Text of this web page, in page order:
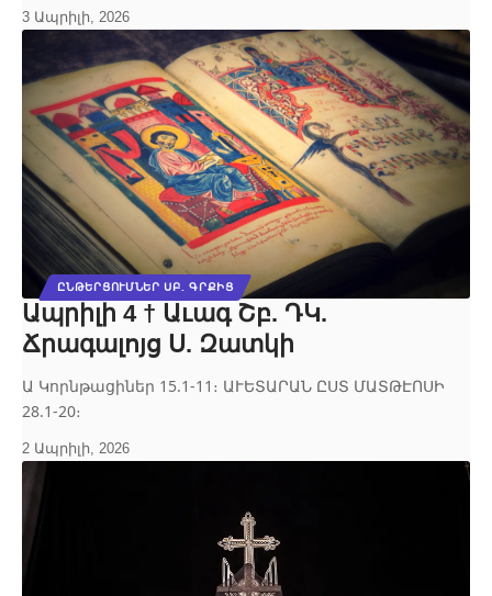
3 Ապրիլի, 2026
ԸՆԹԵՐՑՈՒՄՆԵՐ ՍԲ. ԳՐՔԻՑ
Ապրիլի 4 † Աւագ Շբ. ԴԿ.
Ճրագալոյց Ս. Զատկի
Ա Կորնթացիներ 15.1-11։ ԱՒԵՏԱՐԱՆ ԸՍՏ ՄԱՏԹԷՈՍԻ
28.1-20։
2 Ապրիլի, 2026